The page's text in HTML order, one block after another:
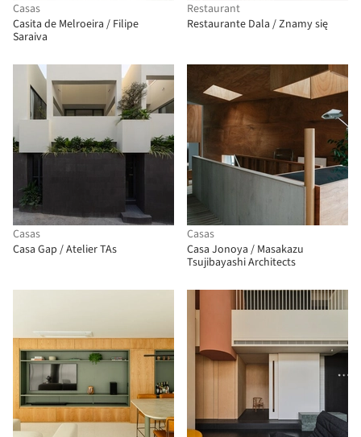
Casas
Casita de Melroeira / Filipe
Saraiva
Restaurant
Restaurante Dala / Znamy się
Casas
Casa Gap / Atelier TAs
Casas
Casa Jonoya / Masakazu
Tsujibayashi Architects